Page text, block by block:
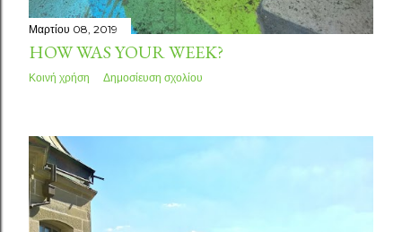
Μαρτίου 08, 2019
HOW WAS YOUR WEEK?
Κοινή χρήση Δημοσίευση σχολίου